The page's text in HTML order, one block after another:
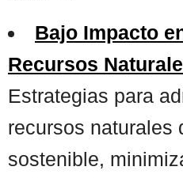
Bajo Impacto
Recursos
Estrategias para
recursos naturales
sostenible,